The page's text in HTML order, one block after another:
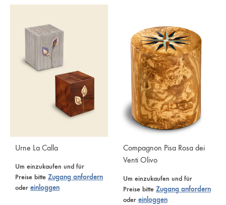
Urne La Calla
Um einzukaufen und für
Preise bitte Zugang anfordern
oder einloggen
Compagnon Pisa Rosa dei
Venti Olivo
Um einzukaufen und für
Preise bitte Zugang anfordern
oder einloggen